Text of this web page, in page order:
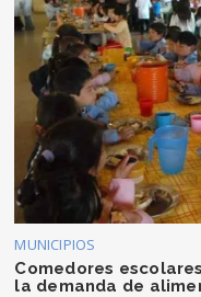
MUNICIPIOS
Comedores
la demanda de